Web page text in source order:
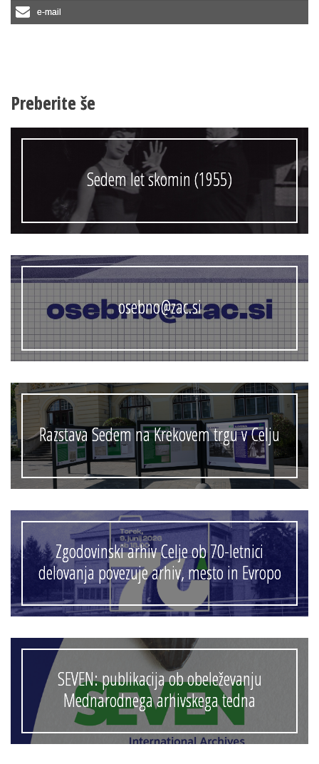
e-mail
Preberite še
Sedem let skomin (1955)
osebno@zac.si
Razstava Sedem na Krekovem trgu v Celju
Zgodovinski arhiv Celje ob 70-letnici
delovanja povezuje arhiv, mesto in Evropo
SEVEN: publikacija ob obeleževanju
Mednarodnega arhivskega tedna